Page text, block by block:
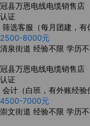
冠县万恩电线电缆销售店
认证
筛选客服（每月团建，有
2500-8000元
清泉街道 经验不限 学历
冠县万恩电线电缆销售店
认证
会计（白班，有外账经验
4500-7000元
崇文街道 经验不限 学历